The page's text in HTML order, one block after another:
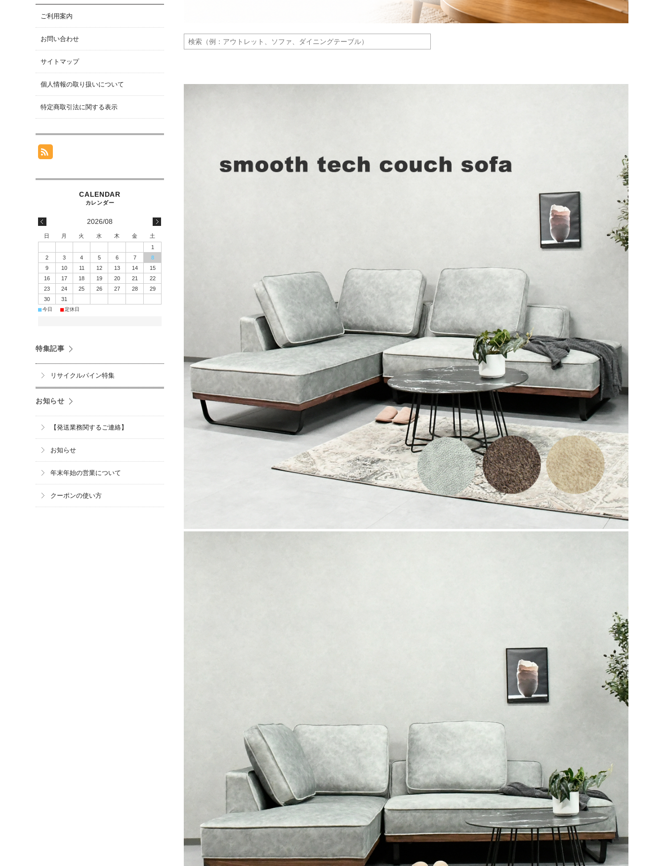
ご利用案内
お問い合わせ
サイトマップ
個人情報の取り扱いについて
特定商取引法に関する表示
2026/08
日 月 火 水 木 金
土
1
2
3 4 5 6 7
8
9
10 11 12 13 14
15
16
17 18 19 20 21
22
23
24 25 26 27 28
29
30
31
■今日 ■定休日
特集記事
リサイクルパイン特集
お知らせ
【発送業務関するご連絡】
お知らせ
年末年始の営業について
クーポンの使い方